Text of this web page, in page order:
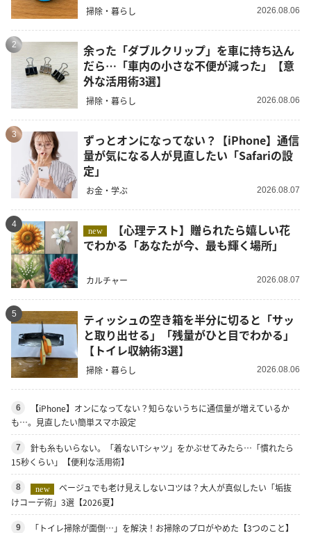
掃除・暮らし 2026.08.06
2
余った「ダブルクリップ」を車に持ち込ん
だら…「車内の小さな不便が減った」【意
外な活用術3選】
掃除・暮らし 2026.08.06
3
ずっとオンになってない？【iPhone】通信
量が気になる人が見直したい「Safariの設
定」
お金・学ぶ 2026.08.07
4
new
でわかる「あなたが今、最も輝く場所」
カルチャー 2026.08.07
5
ティッシュの空き箱を半分に切ると「サッ
と取り出せる」「残量がひと目でわかる」
【トイレ収納術3選】
掃除・暮らし 2026.08.06
6
【iPhone】オンになってない？知らないうちに通信量が増えているか
も…。見直したい簡単スマホ設定
7
針も糸もいらない。「着ないTシャツ」をかぶせてみたら…「慣れたら
15秒くらい」【便利な活用術】
8 new
ベージュでも老け見えしないコツは？大人が真似したい「垢抜
けコーデ術」3選【2026夏】
9
「トイレ掃除が面倒…」を解決！お掃除のプロがやめた【3つのこと】